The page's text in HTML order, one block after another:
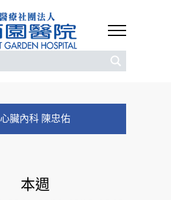
心臟內科 陳忠佑
本週